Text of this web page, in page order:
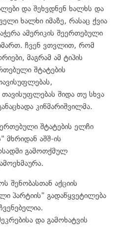
და შეხვდნენ ხალხს და
ხალხი იმაზე, რასაც ქვია
ამერიკის შეერთებული
ჩვენ ვთვლით, რომ
მაგრამ ამ ტიპის
შტატების
შიდა თუ სხვა
კიწმარიშვილმა.
შტატების ელჩი
მხრიდან აშშ-ის
გამოთქმულ
შენობასთან აქციის
პარტიის" გადაწყვეტილება
და გამოხატვის